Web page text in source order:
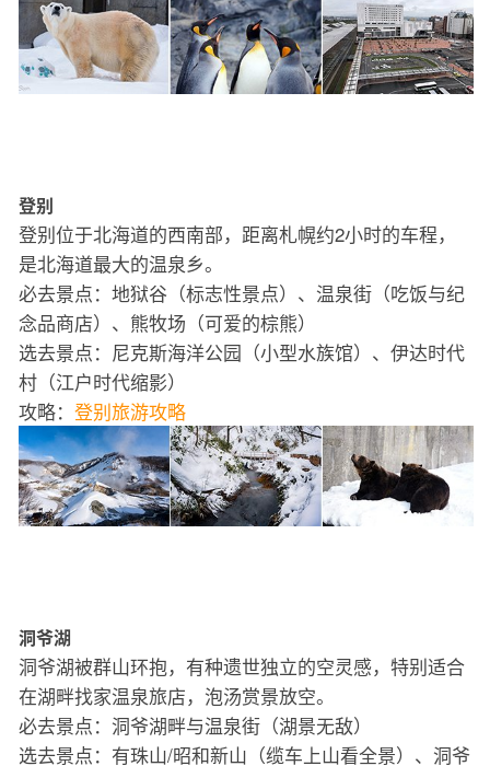
登别
登别位于北海道的西南部，距离札幌约2小时的车程，
是北海道最大的温泉乡。
必去景点：地狱谷（标志性景点）、温泉街（吃饭与纪
念品商店）、熊牧场（可爱的棕熊）
选去景点：尼克斯海洋公园（小型水族馆）、伊达时代
村（江户时代缩影）
攻略： 登别旅游攻略
洞爷湖
洞爷湖被群山环抱，有种遗世独立的空灵感，特别适合
在湖畔找家温泉旅店，泡汤赏景放空。
必去景点：洞爷湖畔与温泉街（湖景无敌）
选去景点：有珠山/昭和新山（缆车上山看全景）、洞爷